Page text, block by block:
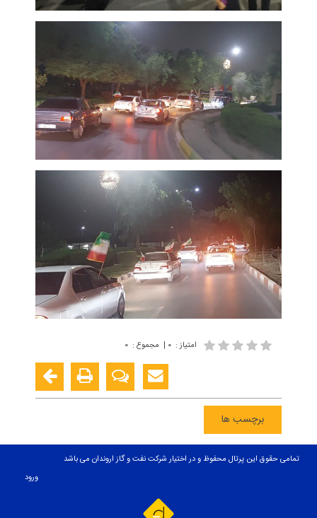
امتیاز: ۰ | مجموع : ۰
برچسب ها
تمامی حقوق این پرتال محفوظ و در اختیار شرکت نفت و گاز اروندان می باشد
ورود